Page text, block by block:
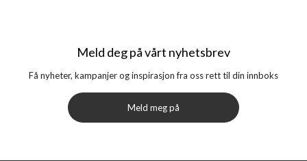
Meld deg på vårt nyhetsbrev
Få nyheter, kampanjer og inspirasjon fra oss rett til din innboks
Meld meg på